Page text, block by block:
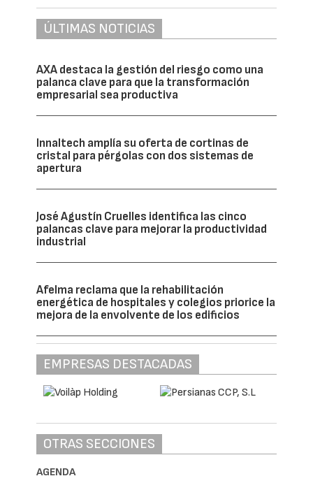
ÚLTIMAS NOTICIAS
AXA destaca la gestión del riesgo como una
palanca clave para que la transformación
empresarial sea productiva
Innaltech amplía su oferta de cortinas de
cristal para pérgolas con dos sistemas de
apertura
José Agustín Cruelles identifica las cinco
palancas clave para mejorar la productividad
industrial
Afelma reclama que la rehabilitación
energética de hospitales y colegios priorice la
mejora de la envolvente de los edificios
EMPRESAS DESTACADAS
OTRAS SECCIONES
AGENDA